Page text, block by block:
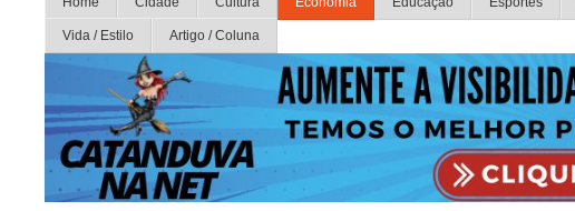
Vida / Estilo Artigo / Coluna